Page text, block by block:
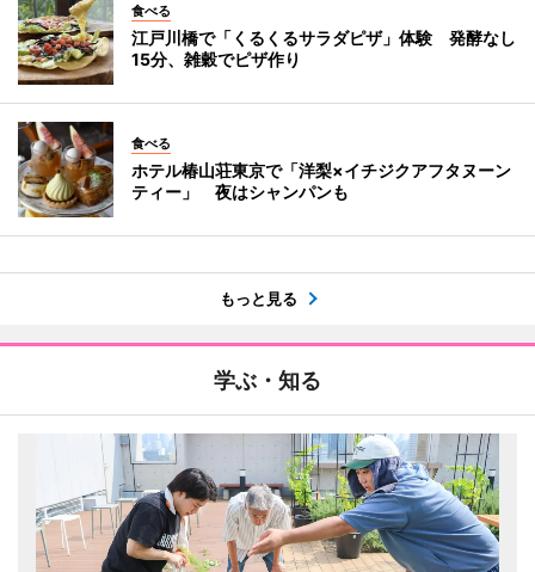
食べる
江戸川橋で「くるくるサラダピザ」体験 発酵なし
15分、雑穀でピザ作り
食べる
ホテル椿山荘東京で「洋梨×イチジクアフタヌーン
ティー」 夜はシャンパンも
もっと見る
学ぶ・知る